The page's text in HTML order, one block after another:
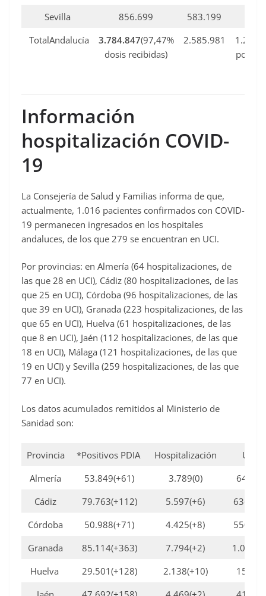
Sevilla
856.699 583.199
TotalAndalucía
3.784.847(97,47%
dosis recibidas)
2.585.981
Información
hospitalización COVID-
19
La Consejería de Salud y Familias informa de que,
actualmente, 1.016 pacientes confirmados con COVID-
19 permanecen ingresados en los hospitales
andaluces, de los que 279 se encuentran en UCI.
Por provincias: en Almería (64 hospitalizaciones, de
las que 28 en UCI), Cádiz (80 hospitalizaciones, de las
que 25 en UCI), Córdoba (96 hospitalizaciones, de las
que 39 en UCI), Granada (223 hospitalizaciones, de las
que 65 en UCI), Huelva (61 hospitalizaciones, de las
que 8 en UCI), Jaén (112 hospitalizaciones, de las que
18 en UCI), Málaga (121 hospitalizaciones, de las que
19 en UCI) y Sevilla (259 hospitalizaciones, de las que
77 en UCI).
Los datos acumulados remitidos al Ministerio de
Sanidad son:
Provincia *Positivos PDIA Hospitalización
UCI
Almería
53.849(+61) 3.789(0)
647(0)
Cádiz
79.763(+112) 5.597(+6)
636(+1)
Córdoba
50.988(+71) 4.425(+8)
550(+1)
Granada
85.114(+363) 7.794(+2)
1.001(0)
Huelva
29.501(+128) 2.138(+10)
155(0)